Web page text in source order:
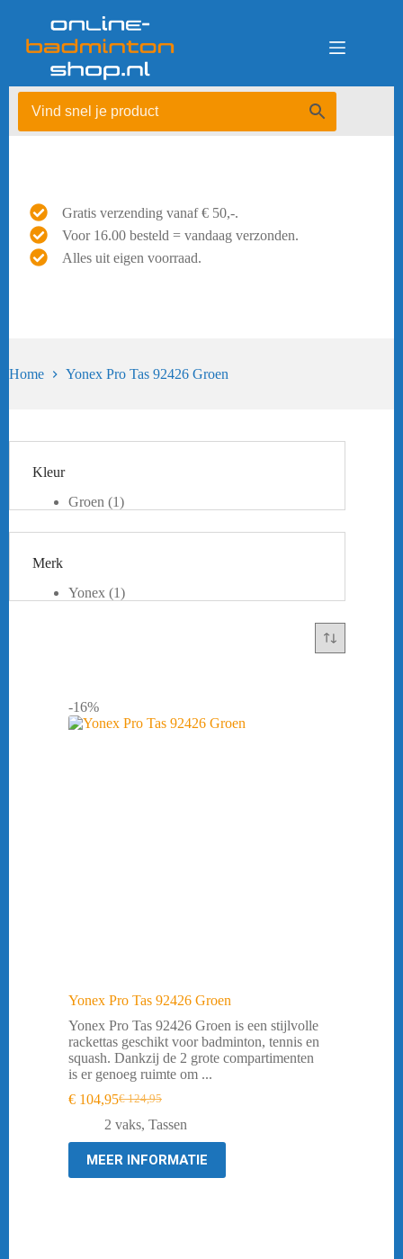
Gratis verzending vanaf € 50,-.
Voor 16.00 besteld = vandaag verzonden.
Alles uit eigen voorraad.
Home Yonex Pro Tas 92426 Groen
-16%
Yonex Pro Tas 92426 Groen
Yonex Pro Tas 92426 Groen is een stijlvolle
rackettas geschikt voor badminton, tennis en
squash. Dankzij de 2 grote compartimenten
is er genoeg ruimte om ...
€124,95
Oorspronkelijke
prijs
€ 124,95.
€ 104,95Huidige
prijs
€ 104,95.
2 vaks, Tassen
MEER INFORMATIE
Kleur
Groen (1)
Merk
Yonex (1)